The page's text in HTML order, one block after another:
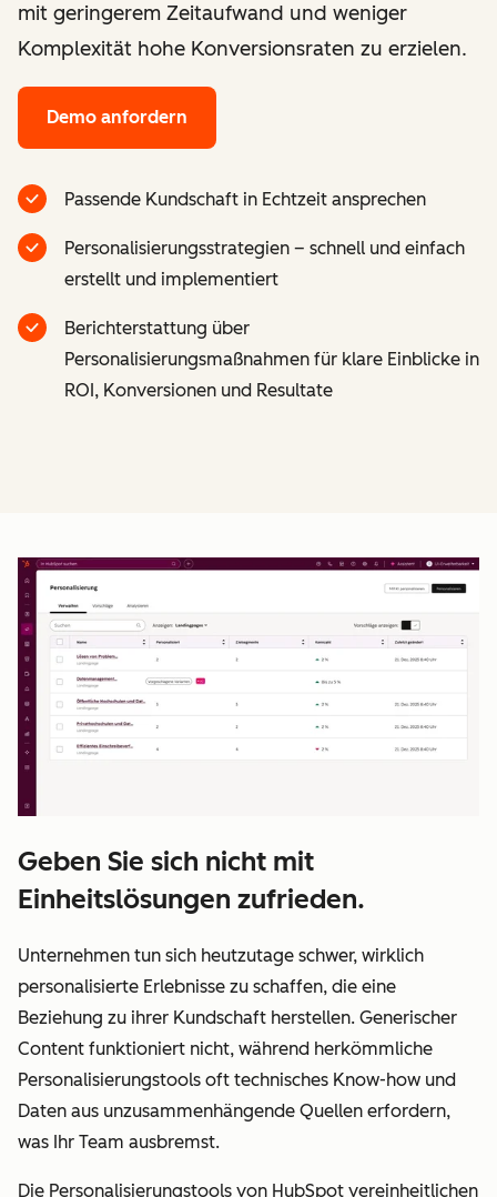
mit geringerem Zeitaufwand und weniger
Komplexität hohe Konversionsraten zu erzielen.
Demo anfordern
Passende Kundschaft in Echtzeit ansprechen
Personalisierungsstrategien – schnell und einfach
erstellt und implementiert
Berichterstattung über
Personalisierungsmaßnahmen für klare Einblicke in
ROI, Konversionen und Resultate
Geben Sie sich nicht mit
Einheitslösungen zufrieden.
Unternehmen tun sich heutzutage schwer, wirklich
personalisierte Erlebnisse zu schaffen, die eine
Beziehung zu ihrer Kundschaft herstellen. Generischer
Content funktioniert nicht, während herkömmliche
Personalisierungstools oft technisches Know-how und
Daten aus unzusammenhängende Quellen erfordern,
was Ihr Team ausbremst.
Die Personalisierungstools von HubSpot vereinheitlichen